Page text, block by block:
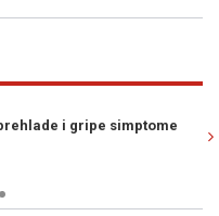
šta piše u zahtjevu za
u RS-u...